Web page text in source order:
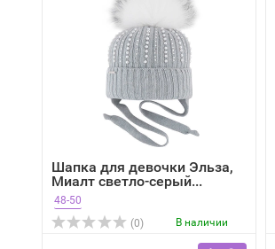
Шапка для девочки Эльза,
Миалт светло-серый...
48-50
(0)
В наличии